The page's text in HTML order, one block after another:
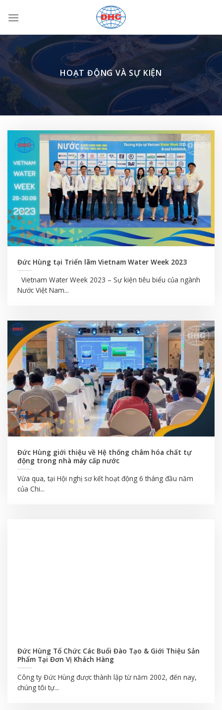
qua
HOẠT ĐỘNG VÀ SỰ KIỆN
Đức Hùng tại Triển lãm Vietnam Water Week 2023
Vietnam Water Week 2023 – Sự kiện tiêu biểu của ngành
Nước Việt Nam...
Đức Hùng giới thiệu về Hệ thống châm hóa chất tự
động trong nhà máy cấp nước
Vừa qua, tại Hội nghị sơ kết hoạt động 6 tháng đầu năm
của Chi...
Đức Hùng Tổ Chức Các Buổi Đào Tạo & Giới Thiệu Sản
Phẩm Tại Đơn Vị Khách Hàng
Công ty Đức Hùng được thành lập từ năm 2002, đến nay,
chúng tôi tự...